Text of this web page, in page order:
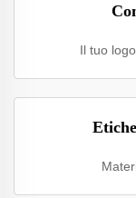
Il tuo